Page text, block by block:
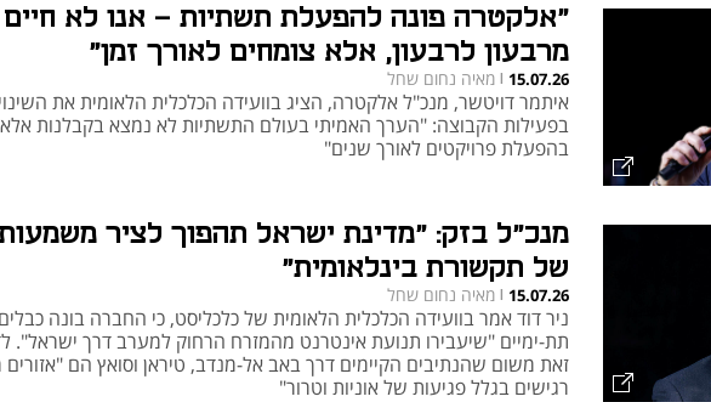
"אלקטרה פונה להפעלת תשתיות - אנו לא חיים
מרבעון לרבעון, אלא צומחים לאורך זמן"
15.07.26
| מאיה נחום שחל
איתמר דויטשר, מנכ"ל אלקטרה, הציג בוועידה הכלכלית הלאומית את השינוי
בפעילות הקבוצה: "הערך האמיתי בעולם התשתיות לא נמצא בקבלנות אלא
בהפעלת פרויקטים לאורך שנים"
מנכ"ל בזק: "מדינת ישראל תהפוך לציר
של תקשורת בינלאומית"
15.07.26
| מאיה נחום שחל
ניר דוד אמר בוועידה הכלכלית הלאומית של כלכליסט, כי החברה בונה כבלים
תת-ימיים "שיעבירו תנועת אינטרנט מהמזרח הרחוק למערב דרך ישראל".
זאת משום שהנתיבים הקיימים דרך באב אל-מנדב, טיראן וסואץ הם "אזורים
רגישים בגלל פגיעות של אוניות וטרור"